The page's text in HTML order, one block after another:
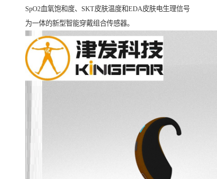
SpO2血氧饱和度、SKT皮肤温度和EDA皮肤电生理信号
为一体的新型智能穿戴组合传感器。